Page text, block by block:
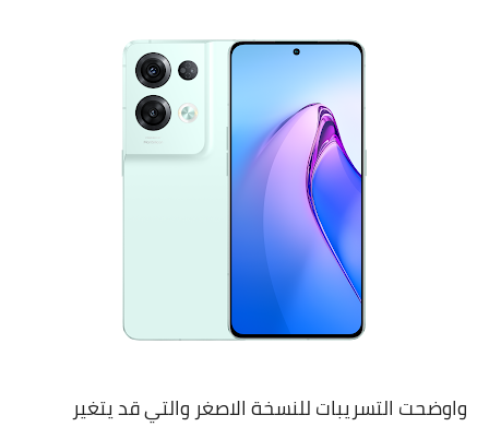
واوضحت التسريبات للنسخة الاصغر والتي قد يتغير